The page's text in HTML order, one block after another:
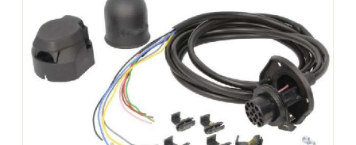
chosen
on
the
product
page